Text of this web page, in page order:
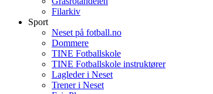
Filarkiv
Sport
Neset på fotball.no
Dommere
TINE Fotballskole
TINE Fotballskole instruktører
Lagleder i Neset
Trener i Neset